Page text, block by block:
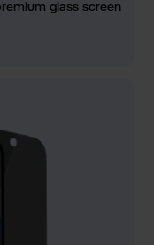
glass screen